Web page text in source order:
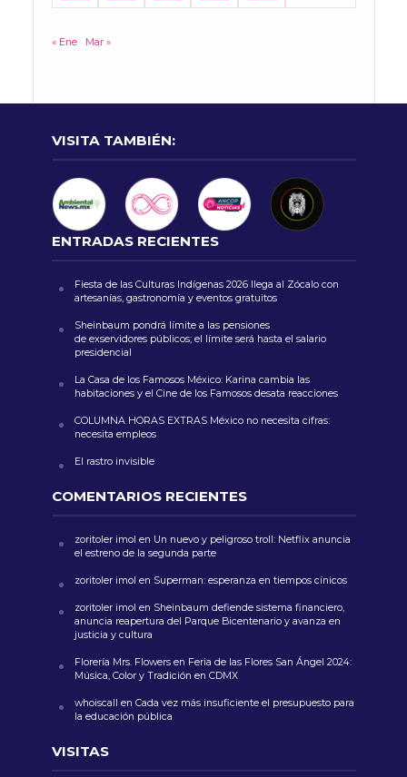
« Ene Mar »
VISITA TAMBIÉN:
ENTRADAS RECIENTES
Fiesta de las Culturas Indígenas 2026 llega al Zócalo con
artesanías, gastronomía y eventos gratuitos
Sheinbaum pondrá límite a las pensiones
de exservidores públicos; el límite será hasta el salario
presidencial
La Casa de los Famosos México: Karina cambia las
habitaciones y el Cine de los Famosos desata reacciones
COLUMNA HORAS EXTRAS México no necesita cifras:
necesita empleos
El rastro invisible
COMENTARIOS RECIENTES
zoritoler imol en Un nuevo y peligroso troll: Netflix anuncia
el estreno de la segunda parte
zoritoler imol en Superman: esperanza en tiempos cínicos
zoritoler imol en Sheinbaum defiende sistema financiero,
anuncia reapertura del Parque Bicentenario y avanza en
justicia y cultura
Florería Mrs. Flowersen Feria de las Flores San Ángel 2024:
Música, Color y Tradición en CDMX
whoiscall en Cada vez más insuficiente el presupuesto para
la educación pública
VISITAS